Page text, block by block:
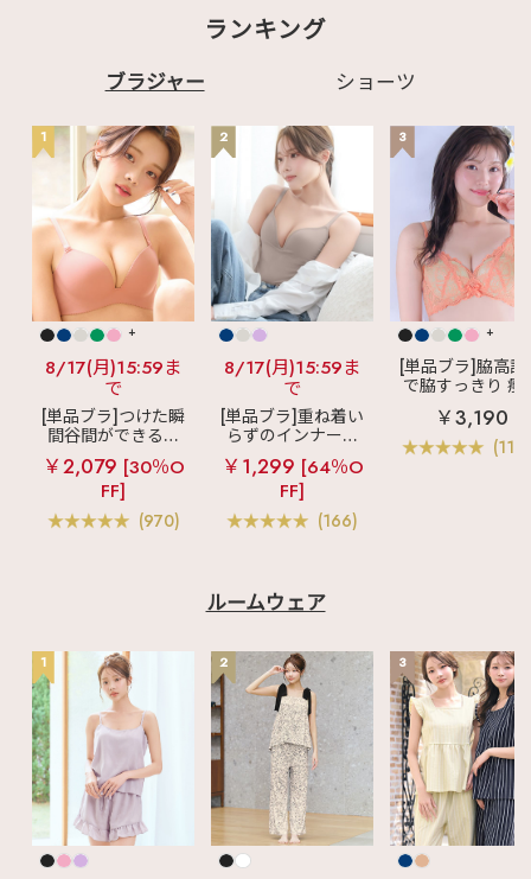
ランキング
ブラジャー ショーツ
1
+
8/17(月)15:59ま
で
[単品ブラ]つけた瞬
間谷間ができるシ
ームレスブラ
超
盛ブラ(R) シームレ
ス 単品ブラジャー
￥2,079 [30％O
FF]
(970)
2
8/17(月)15:59ま
で
[単品ブラ]重ね着い
らずのインナーブ
ラ
リッチバスト
ブラトップ (ワイヤ
ー入り)
￥1,299 [64％O
FF]
(166)
3
+
[単品ブラ]脇高設
で脇すっきり 痩
見えブラ
カシ
クールレース脇
ブラ(R) 単品ブラ
ャー
￥3,190
ルームウェア
1 2 3